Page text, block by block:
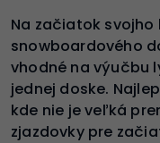
Na začiatok svojho
snowboardového
vhodné na výučbu
jednej doske.
kde nie je veľká
zjazdovky pre